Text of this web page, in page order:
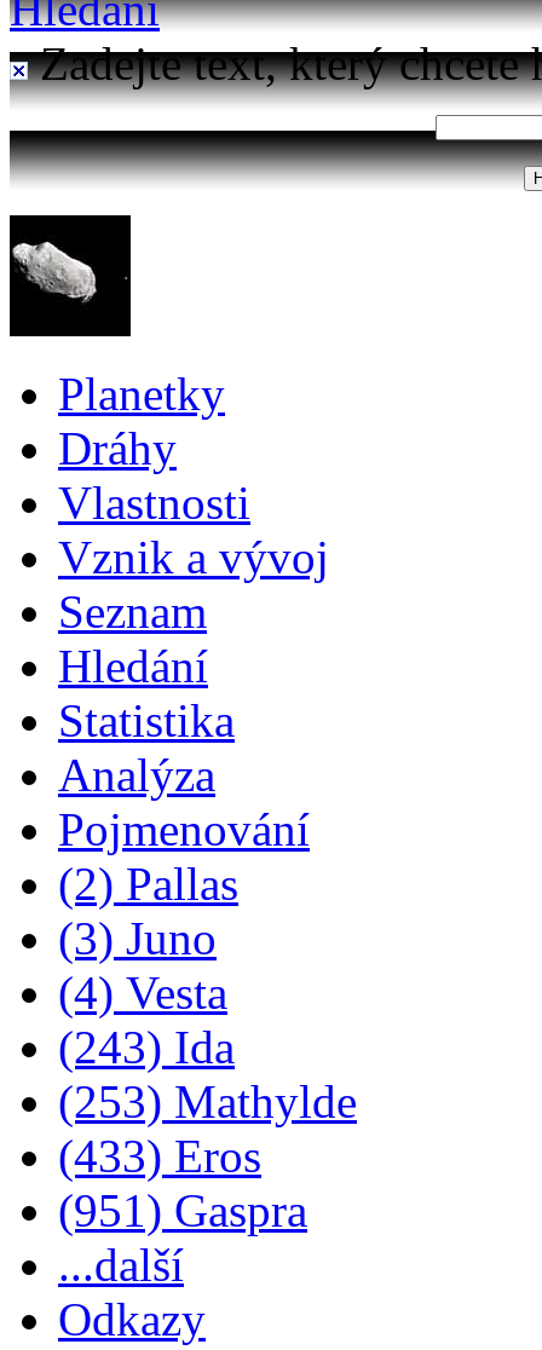
Zadejte text, který chcete
Planetky
Dráhy
Vlastnosti
Vznik a vývoj
Seznam
Hledání
Statistika
Analýza
Pojmenování
(2) Pallas
(3) Juno
(4) Vesta
(243) Ida
(253) Mathylde
(433) Eros
(951) Gaspra
...další
Odkazy